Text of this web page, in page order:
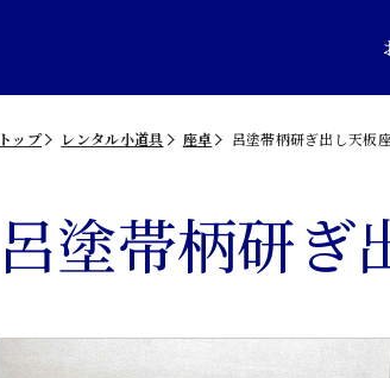
トップ レンタル小道具 座卓 呂塗帯柄研ぎ出し天板
呂塗帯柄研ぎ